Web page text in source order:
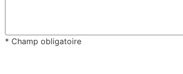
* Champ obligatoire